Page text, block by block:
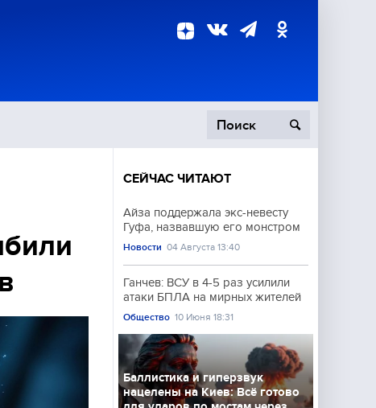
СЕЙЧАС ЧИТАЮТ
Айза поддержала экс-невесту
Гуфа, назвавшую его монстром
Новости 04 Августа 13:40
Ганчев: ВСУ в 4-5 раз усилили
атаки БПЛА на мирных жителей
Общество 10 Июня 18:31
Баллистика и гиперзвук
нацелены на Киев: Всё готово